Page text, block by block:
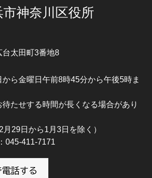
市神奈川区役所
太田町3番地8
ら金曜日午前8時45分から午後5時ま
たせする時間が長くなる場合があり
月29日から1月3日を除く）
045-411-7171